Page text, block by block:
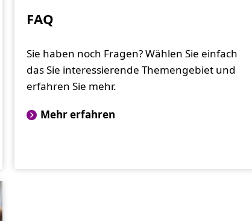
FAQ
Sie haben noch Fragen? Wählen Sie einfach
das Sie interessierende Themengebiet und
erfahren Sie mehr.
Mehr erfahren